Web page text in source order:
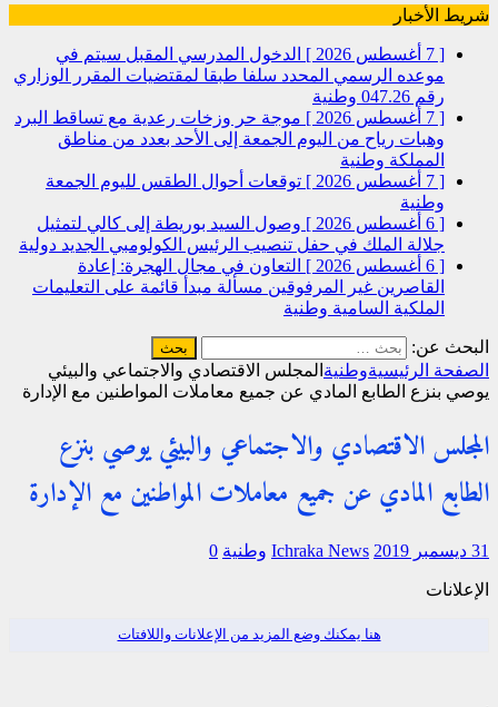
شريط الأخبار
[ 7 أغسطس 2026 ]
الدخول المدرسي المقبل سیتم في
موعده الرسمي المحدد سلفا طبقا لمقتضیات المقرر الوزاري
رقم 047.26
وطنية
[ 7 أغسطس 2026 ]
موجة حر وزخات رعدية مع تساقط البرد
وهبات رياح من اليوم الجمعة إلى الأحد بعدد من مناطق
المملكة وطنية
[ 7 أغسطس 2026 ]
توقعات أحوال الطقس لليوم الجمعة
وطنية
[ 6 أغسطس 2026 ]
وصول السيد بوريطة إلى كالي لتمثيل
جلالة الملك في حفل تنصيب الرئيس الكولومبي الجديد دولية
[ 6 أغسطس 2026 ]
التعاون في مجال الهجرة: إعادة
القاصرين غير المرفوقين مسألة مبدأ قائمة على التعليمات
الملكية السامية وطنية
البحث عن:
الصفحة الرئيسيةوطنية المجلس الاقتصادي والاجتماعي والبيئي
يوصي بنزع الطابع المادي عن جميع معاملات المواطنين مع الإدارة
المجلس الاقتصادي والاجتماعي والبيئي يوصي بنزع
الطابع المادي عن جميع معاملات المواطنين مع الإدارة
31 ديسمبر 2019 Ichraka News وطنية 0
الإعلانات
هنا يمكنك وضع المزيد من الإعلانات واللافتات